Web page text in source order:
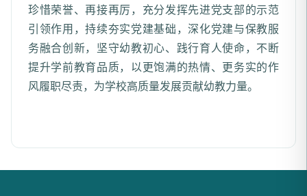
珍惜荣誉、再接再厉，充分发挥先进党支部的示范
引领作用，持续夯实党建基础，深化党建与保教服
务融合创新，坚守幼教初心、践行育人使命，不断
提升学前教育品质，以更饱满的热情、更务实的作
风履职尽责，为学校高质量发展贡献幼教力量。